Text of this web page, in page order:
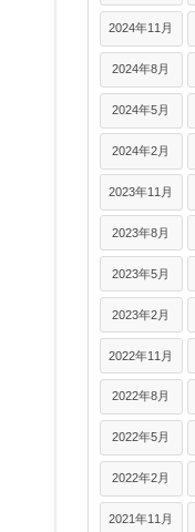
2024年11月
2024年8月
2024年5月
2024年2月
2023年11月
2023年8月
2023年5月
2023年2月
2022年11月
2022年8月
2022年5月
2022年2月
2021年11月